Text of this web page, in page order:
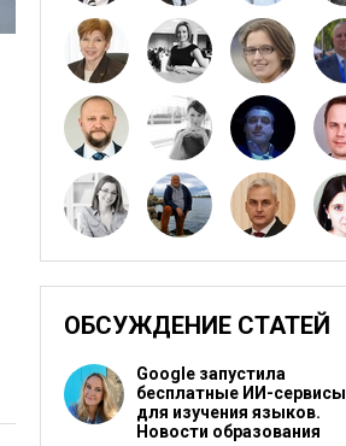
ОБСУЖДЕНИЕ СТАТЕЙ
Google запустила
бесплатные ИИ-сервисы
для изучения языков.
Новости образования